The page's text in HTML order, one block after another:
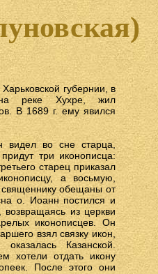
губернии, в
на реке Хухре, жил
В 1689 г. ему явился
видел во сне старца,
три иконописца:
старец приказал
а восьмую,
священнику обещаны от
о. Иоанн постился и
из церкви
иконописцев. Он
взял связку икон,
Казанской.
хотели отдать икону
После этого они